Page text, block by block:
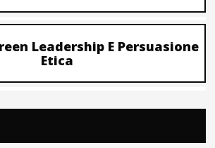
Leadership E Persuasione
Etica